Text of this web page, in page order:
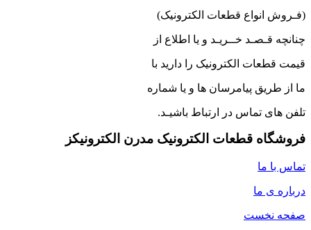
(فـروش انواع قطعات الکترونیک)
چنانچه قـصـد خــریـد و یا اطلاع از
قیمت قطعات الکترونیک را دارید با
ما از طریق پیامرسان ها و یا شماره
تلفن های تماس در ارتباط باشیـد.
فروشگاه قطعات الکترونیک مدرن الکترونیکز
تماس با ما
درباره ی ما
صفحه نخست